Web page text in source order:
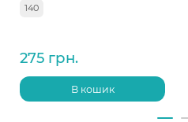
140
275 грн.
В кошик